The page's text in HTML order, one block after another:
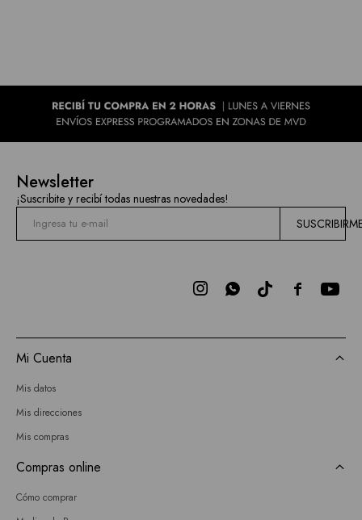
Newsletter
¡Suscribite y recibí todas nuestras novedades!

 
Mi Cuenta
Mis datos
Mis direcciones
Mis compras
Compras online
Cómo comprar